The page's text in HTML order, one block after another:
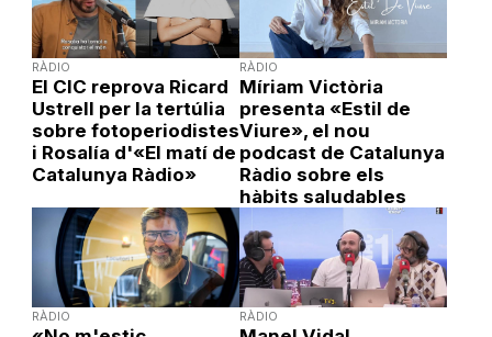
RÀDIO
El CIC reprova Ricard
Ustrell per la tertúlia
sobre fotoperiodistes
i Rosalía d'«El matí de
Catalunya Ràdio»
RÀDIO
Míriam Victòria
presenta «Estil de
Viure», el nou
podcast de Catalunya
Ràdio sobre els
hàbits saludables
RÀDIO RÀDIO